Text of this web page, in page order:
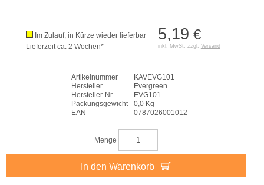
5,19 €
inkl. MwSt. zzgl. Versand
Im Zulauf, in Kürze wieder lieferbar
Lieferzeit ca. 2 Wochen*
Artikelnummer
KAVEVG101
Hersteller
Evergreen
Hersteller-Nr.
EVG101
Packungsgewicht
0,0 Kg
EAN
0787026001012
Menge
In den Warenkorb